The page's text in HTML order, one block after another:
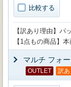
比較する
【訳あり理由】パ
【1点もの商品】
マルチ フォ
OUTLET 訳あ